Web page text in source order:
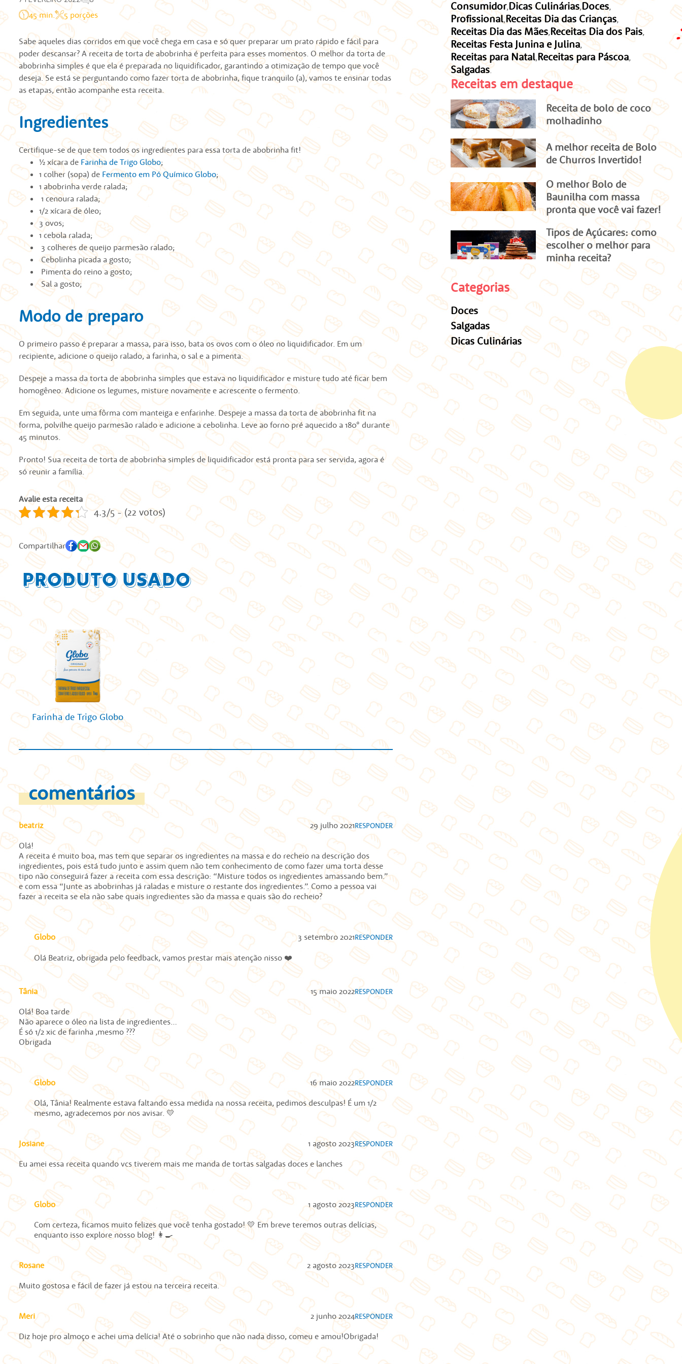
45 min. 5 porções
Sabe aqueles dias corridos em que você chega em casa e só quer preparar um prato rápido e fácil para
poder descansar? A receita de torta de abobrinha é perfeita para esses momentos. O melhor da torta de
abobrinha simples é que ela é preparada no liquidificador, garantindo a otimização de tempo que você
deseja. Se está se perguntando como fazer torta de abobrinha, fique tranquilo (a), vamos te ensinar todas
as etapas, então acompanhe esta receita.
Ingredientes
Certifique-se de que tem todos os ingredientes para essa torta de abobrinha fit!
½ xícara de Farinha de Trigo Globo;
1 colher (sopa) de Fermento em Pó Químico Globo;
1 abobrinha verde ralada;
1 cenoura ralada;
1/2 xícara de óleo;
3 ovos;
1 cebola ralada;
3 colheres de queijo parmesão ralado;
Cebolinha picada a gosto;
Pimenta do reino a gosto;
Sal a gosto;
Modo de preparo
O primeiro passo é preparar a massa, para isso, bata os ovos com o óleo no liquidificador. Em um
recipiente, adicione o queijo ralado, a farinha, o sal e a pimenta.
Despeje a massa da torta de abobrinha simples que estava no liquidificador e misture tudo até ficar bem
homogêneo. Adicione os legumes, misture novamente e acrescente o fermento.
Em seguida, unte uma fôrma com manteiga e enfarinhe. Despeje a massa da torta de abobrinha fit na
forma, polvilhe queijo parmesão ralado e adicione a cebolinha. Leve ao forno pré aquecido a 180° durante
45 minutos.
Pronto! Sua receita de torta de abobrinha simples de liquidificador está pronta para ser servida, agora é
só reunir a família.
Avalie esta receita
4.3/5 - (22 votos)
Compartilhar
Produto Usado
Farinha de Trigo Globo
comentários
beatriz 29 julho 2021RESPONDER
Olá!
A receita é muito boa, mas tem que separar os ingredientes na massa e do recheio na descrição dos
ingredientes, pois está tudo junto e assim quem não tem conhecimento de como fazer uma torta desse
tipo não conseguirá fazer a receita com essa descrição: “Misture todos os ingredientes amassando bem.”
e com essa “Junte as abobrinhas já raladas e misture o restante dos ingredientes.”. Como a pessoa vai
fazer a receita se ela não sabe quais ingredientes são da massa e quais são do recheio?
Globo 3 setembro 2021RESPONDER
Olá Beatriz, obrigada pelo feedback, vamos prestar mais atenção nisso ❤️
Tânia 15 maio 2022RESPONDER
Olá! Boa tarde
Não aparece o óleo na lista de ingredientes…
É só 1/2 xic de farinha ,mesmo ???
Obrigada
Globo 16 maio 2022RESPONDER
Olá, Tânia! Realmente estava faltando essa medida na nossa receita, pedimos desculpas! É um 1/2
mesmo, agradecemos por nos avisar. 💛
Josiane 1 agosto 2023RESPONDER
Eu amei essa receita quando vcs tiverem mais me manda de tortas salgadas doces e lanches
Globo 1 agosto 2023RESPONDER
Com certeza, ficamos muito felizes que você tenha gostado! 💛 Em breve teremos outras delícias,
enquanto isso explore nosso blog! 👩‍🍳
Rosane 2 agosto 2023RESPONDER
Muito gostosa e fácil de fazer já estou na terceira receita.
Meri 2 junho 2024RESPONDER
Diz hoje pro almoço e achei uma delícia! Até o sobrinho que não nada disso, comeu e amou!Obrigada!
ConsumidorDicas CulináriasDoces
ProfissionalReceitas Dia das Crianças
Receitas Dia das MãesReceitas Dia dos Pais
Receitas Festa Junina e Julina
Receitas para NatalReceitas para Páscoa
Salgadas
Receitas em destaque
Receita de bolo de coco
molhadinho
A melhor receita de Bolo
de Churros Invertido!
O melhor Bolo de
Baunilha com massa
pronta que você vai fazer!
Tipos de Açúcares: como
escolher o melhor para
minha receita?
Categorias
Doces
Salgadas
Dicas Culinárias